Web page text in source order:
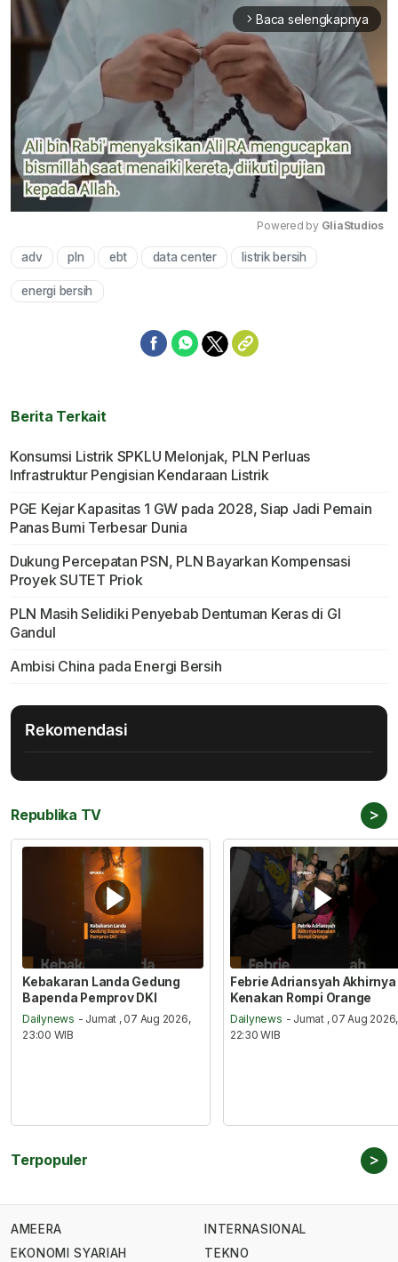
arrow_forward_ios Baca selengkapnya
Powered by GliaStudios
adv pln ebt data center listrik bersih
energi bersih
Berita Terkait
Konsumsi Listrik SPKLU Melonjak, PLN Perluas
Infrastruktur Pengisian Kendaraan Listrik
PGE Kejar Kapasitas 1 GW pada 2028, Siap Jadi Pemain
Panas Bumi Terbesar Dunia
Dukung Percepatan PSN, PLN Bayarkan Kompensasi
Proyek SUTET Priok
PLN Masih Selidiki Penyebab Dentuman Keras di GI
Gandul
Ambisi China pada Energi Bersih
Rekomendasi
Republika TV >
Kebakaran Landa Gedung
Bapenda Pemprov DKI
Dailynews - Jumat , 07 Aug 2026,
23:00 WIB
Febrie Adriansyah Akhirnya
Kenakan Rompi Orange
Dailynews - Jumat , 07 Aug 2026,
22:30 WIB
Terpopuler >
AMEERA
EKONOMI SYARIAH
INTERNASIONAL
TEKNO